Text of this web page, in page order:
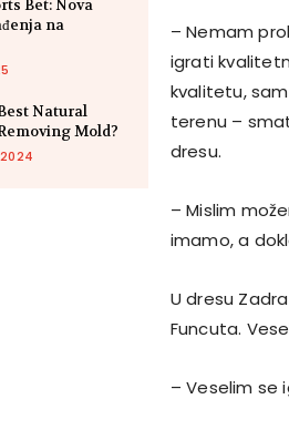
Bet: Nova
na
Natural
Mold?
– Nemam
igrati
kvalitetu,
terenu –
dresu.
– Mislim
imamo, a
U dresu
Funcuta.
– Veselim se